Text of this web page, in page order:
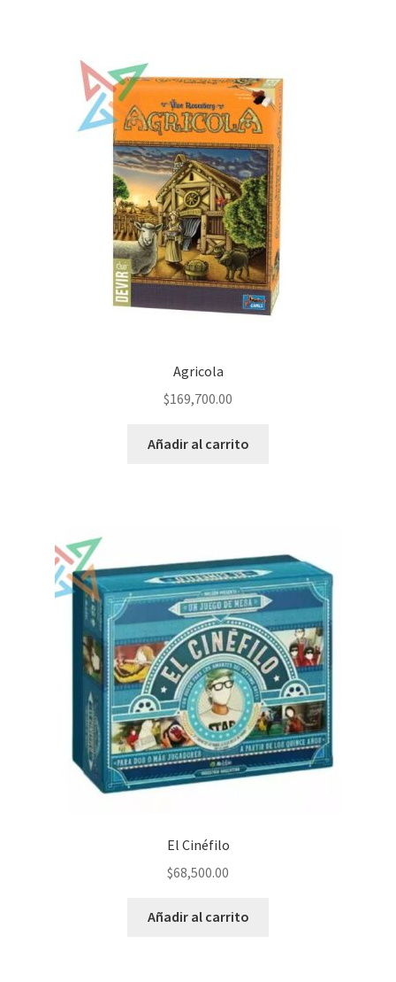
Agricola
$169,700.00
Añadir al carrito
El Cinéfilo
$68,500.00
Añadir al carrito